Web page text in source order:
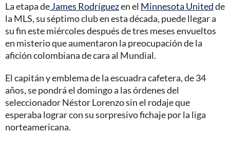
La etapa deJames Rodríguezen el Minnesota Unitedde
la MLS, su séptimo club en esta década, puede llegar a
su fin este miércoles después de tres meses envueltos
en misterio que aumentaron la preocupación de la
afición colombiana de cara al Mundial.
El capitán y emblema de la escuadra cafetera, de 34
años, se pondrá el domingo a las órdenes del
seleccionador Néstor Lorenzo sin el rodaje que
esperaba lograr con su sorpresivo fichaje por la liga
norteamericana.